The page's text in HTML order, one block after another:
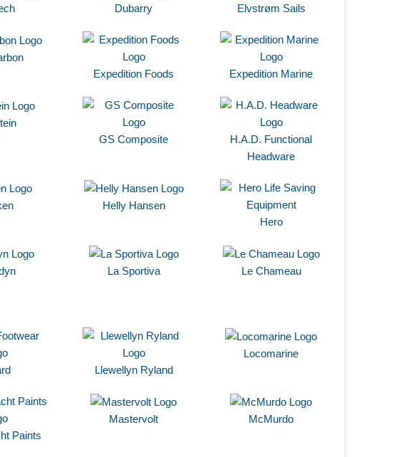
Dubarry Elvstrøm Sails
Expedition Foods
Expedition Marine
GS Composite
H.A.D. Functional
Headware
Helly Hansen
Hero
La Sportiva Le Chameau
Llewellyn Ryland
Locomarine
Paints
Mastervolt McMurdo